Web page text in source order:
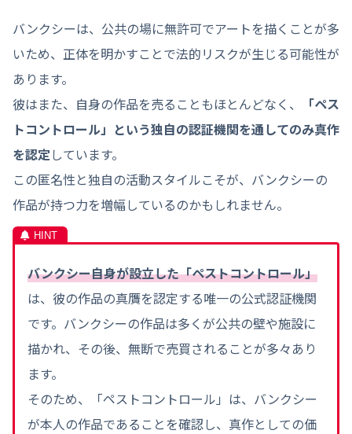
バンクシーは、公共の場に無許可でアートを描くことが多
いため、正体を明かすことで法的リスクが生じる可能性が
あります。
彼はまた、自身の作品を売ることもほとんどなく、
「ペス
トコントロール」という独自の認証機関を通してのみ真作
を認定しています。
この匿名性と独自の活動スタイルこそが、バンクシーの
作品が持つ力を増幅しているのかもしれません。
バンクシー自身が設立した「ペストコントロール」
は、彼の作品の真贋を認定する唯一の公式認証機関
です。バンクシーの作品は多くが公共の壁や施設に
描かれ、その後、無断で売買されることが多々あり
ます。
そのため、「ペストコントロール」は、バンクシー
が本人の作品であることを確認し、真作としての価